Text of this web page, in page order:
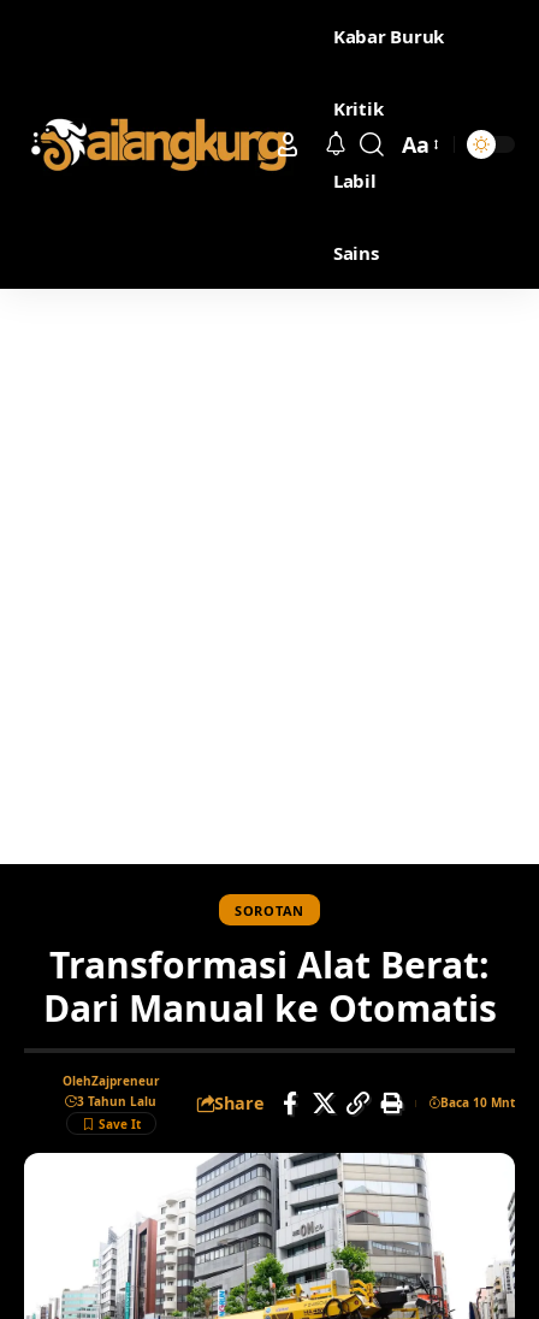
Kabar Buruk
Kritik
Labil
Sains
Aa
SOROTAN
Transformasi Alat Berat:
Dari Manual ke Otomatis
OlehZajpreneur
3 Tahun Lalu
Share Baca 10 Mnt